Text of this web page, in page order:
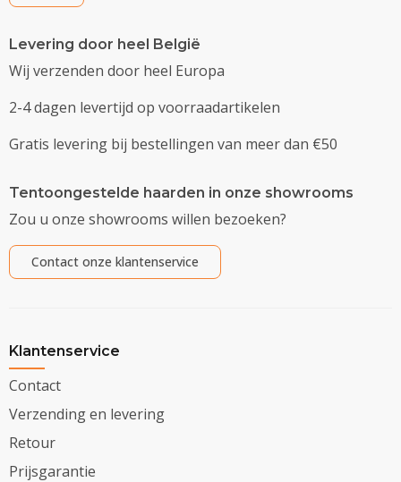
Levering door heel België
Wij verzenden door heel Europa
2-4 dagen levertijd op voorraadartikelen
Gratis levering bij bestellingen van meer dan €50
Tentoongestelde haarden in onze showrooms
Zou u onze showrooms willen bezoeken?
Contact onze klantenservice
Klantenservice
Contact
Verzending en levering
Retour
Prijsgarantie